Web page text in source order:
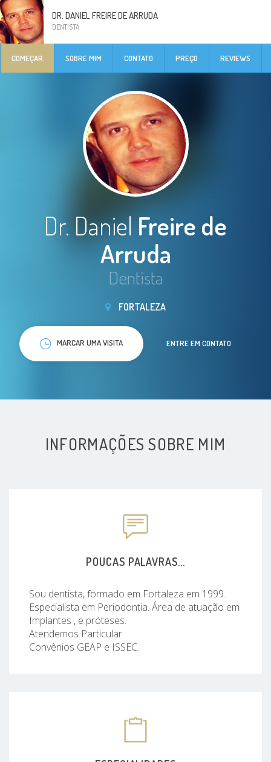
DR. DANIEL FREIRE DE ARRUDA
DENTISTA
COMEÇAR SOBRE MIM CONTATO PREÇO REVIEWS
Dr. DanielFreire de
Arruda
Dentista
FORTALEZA
MARCAR UMA VISITA ENTRE EM CONTATO
INFORMAÇÕES SOBRE MIM
POUCAS PALAVRAS...
Sou dentista, formado em Fortaleza em 1999.
Especialista em Periodontia. Área de atuação em
Implantes , e próteses.
Atendemos Particular
Convênios GEAP e ISSEC.